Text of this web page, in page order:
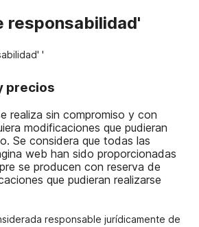
responsabilidad'
'
precios
realiza sin compromiso y con
modificaciones que pudieran
Se considera que todas las
web han sido proporcionadas
se producen con reserva de
que pudieran realizarse
responsable jurídicamente de